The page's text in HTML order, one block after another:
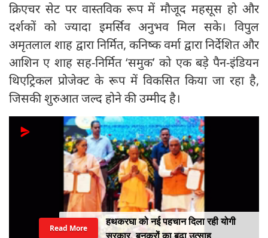
क्रिएचर सेट पर वास्तविक रूप में मौजूद महसूस हो और
दर्शकों को ज्यादा इमर्सिव अनुभव मिल सके। विपुल
अमृतलाल शाह द्वारा निर्मित, कनिष्क वर्मा द्वारा निर्देशित और
आशिन ए शाह सह-निर्मित ‘समुक’ को एक बड़े पैन-इंडियन
थिएट्रिकल प्रोजेक्ट के रूप में विकसित किया जा रहा है,
जिसकी शुरुआत जल्द होने की उम्मीद है।
भारत में बढ़ रहा EV का क्रेज, खरीदने से
Read More